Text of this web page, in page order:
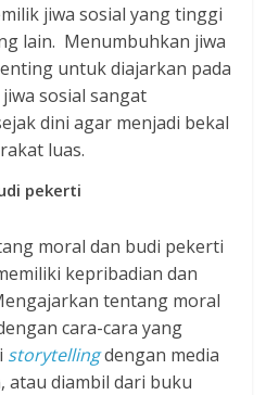
jiwa sosial yang tinggi
lain. Menumbuhkan jiwa
untuk diajarkan pada
sosial sangat
dini agar menjadi bekal
luas.
pekerti
moral dan budi pekerti
kepribadian dan
tentang moral
cara-cara yang
storytellingdengan media
diambil dari buku